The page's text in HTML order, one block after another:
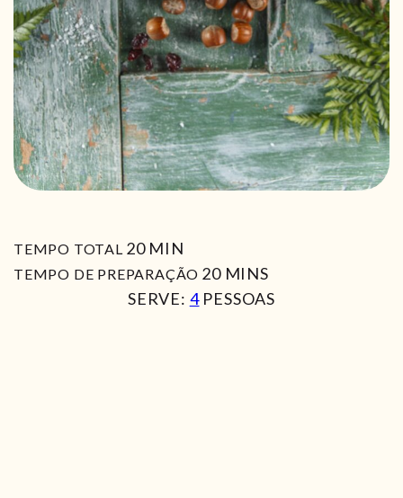
TEMPO TOTAL 20MIN
MIN
TEMPO DE PREPARAÇÃO 20MIN
MINS
SERVE: 4 PESSOAS